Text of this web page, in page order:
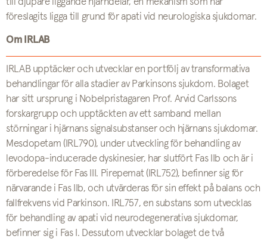
till djupare liggande hjärndelar, en mekanism som har
föreslagits ligga till grund för apati vid neurologiska sjukdomar.
Om IRLAB
IRLAB upptäcker och utvecklar en portfölj av transformativa
behandlingar för alla stadier av Parkinsons sjukdom. Bolaget
har sitt ursprung i Nobelpristagaren Prof. Arvid Carlssons
forskargrupp och upptäckten av ett samband mellan
störningar i hjärnans signalsubstanser och hjärnans sjukdomar.
Mesdopetam (IRL790), under utveckling för behandling av
levodopa-inducerade dyskinesier, har slutfört Fas IIb och är i
förberedelse för Fas III. Pirepemat (IRL752), befinner sig för
närvarande i Fas IIb, och utvärderas för sin effekt på balans och
fallfrekvens vid Parkinson. IRL757, en substans som utvecklas
för behandling av apati vid neurodegenerativa sjukdomar,
befinner sig i Fas I. Dessutom utvecklar bolaget de två